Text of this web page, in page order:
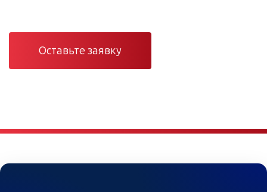
Оставьте заявку